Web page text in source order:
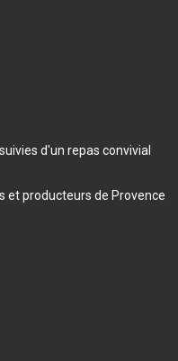
d'un repas convivial
et producteurs de Provence